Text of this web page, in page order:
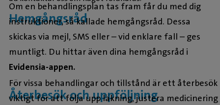
Hemgångsråd
Om en behandlingsplan tas fram får du med dig
instruktioner, så kallade hemgångsråd. Dessa
skickas via mejl, SMS eller – vid enklare fall – ges
muntligt. Du hittar även dina hemgångsråd i
Evidensia-appen.
Återbesök och uppföljning
För vissa behandlingar och tillstånd är ett återbesök
viktigt för att följa upp läkning, justera medicinering